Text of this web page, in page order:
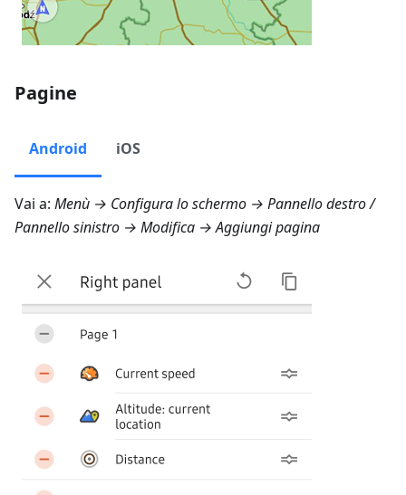
Pagine
Android iOS
Vai a: Menù → Configura lo schermo → Pannello destro/
Pannello sinistro → Modifica → Aggiungi pagina